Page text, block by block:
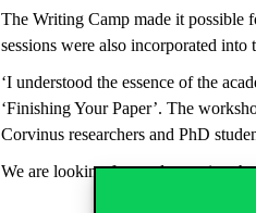
The Writing Camp made it possible
sessions were also incorporated
‘I understood the essence of the
‘Finishing Your Paper’. The
Corvinus researchers and PhD
We are looking forward to seeing